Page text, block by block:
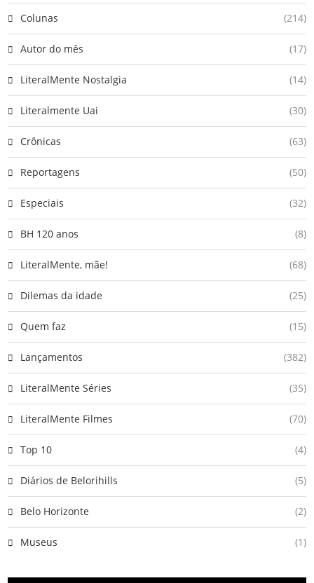
Colunas (214)
Autor do mês (17)
LiteralMente Nostalgia (14)
Literalmente Uai (30)
Crônicas (63)
Reportagens (50)
Especiais (32)
BH 120 anos (8)
LiteralMente, mãe! (68)
Dilemas da idade (25)
Quem faz (15)
Lançamentos (382)
LiteralMente Séries (35)
LiteralMente Filmes (70)
Top 10 (4)
Diários de Belorihills (5)
Belo Horizonte (2)
Museus (1)